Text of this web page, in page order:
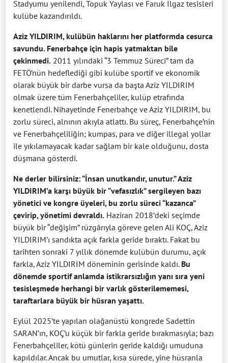
Stadyumu yenilendi, Topuk Yaylası ve Faruk Ilgaz tesisleri
kulübe kazandırıldı.
Aziz YILDIRIM, kulübün haklarını her platformda cesurca
savundu. Fenerbahçe için hapis yatmaktan bile
çekinmedi. 2011 yılındaki “3 Temmuz Süreci” tam da
FETÖ’nün hedeflediği gibi kulübe sportif ve ekonomik
olarak büyük bir darbe vursa da başta Aziz YILDIRIM
olmak üzere tüm Fenerbahçeliler, kulüp etrafında
kenetlendi. Nihayetinde Fenerbahçe ve Aziz YILDIRIM, bu
zorlu süreci, alnının akıyla atlattı. Bu süreç, Fenerbahçe’nin
ve Fenerbahçeliliğin; kumpas, para ve diğer illegal yollar
ile yıkılamayacak kadar sağlam bir kale olduğunu, dosta
düşmana gösterdi.
Ne derler bilirsiniz: “İnsan unutkandır, unutur.” Aziz
YILDIRIM’a karşı büyük bir “vefasızlık” sergileyen bazı
yönetici ve kongre üyeleri, bu zorlu süreci “kazanca”
çevirip, yönetimi devraldı. Haziran 2018’deki seçimde
büyük bir “değişim” rüzgârıyla göreve gelen Ali KOÇ, Aziz
YILDIRIM’ı sandıkta açık farkla geride bıraktı. Fakat bu
tarihten sonraki 7 yıllık dönemde kulübün durumu, açık
farkla, Aziz YILDIRIM döneminin gerisinde kaldı. Bu
dönemde sportif anlamda istikrarsızlığın yanı sıra yeni
tesisleşmede herhangi bir varlık gösterilememesi,
taraftarlara büyük bir hüsran yaşattı.
Eylül 2025’te yapılan olağanüstü kongrede Sadettin
SARAN’ın, KOÇ’u küçük bir farkla geride bırakmasıyla; bazı
Fenerbahçeliler, kötü günlerin geride kaldığı umuduna
kapıldılar. Ancak bu umutlar, kısa sürede, yine hüsranla